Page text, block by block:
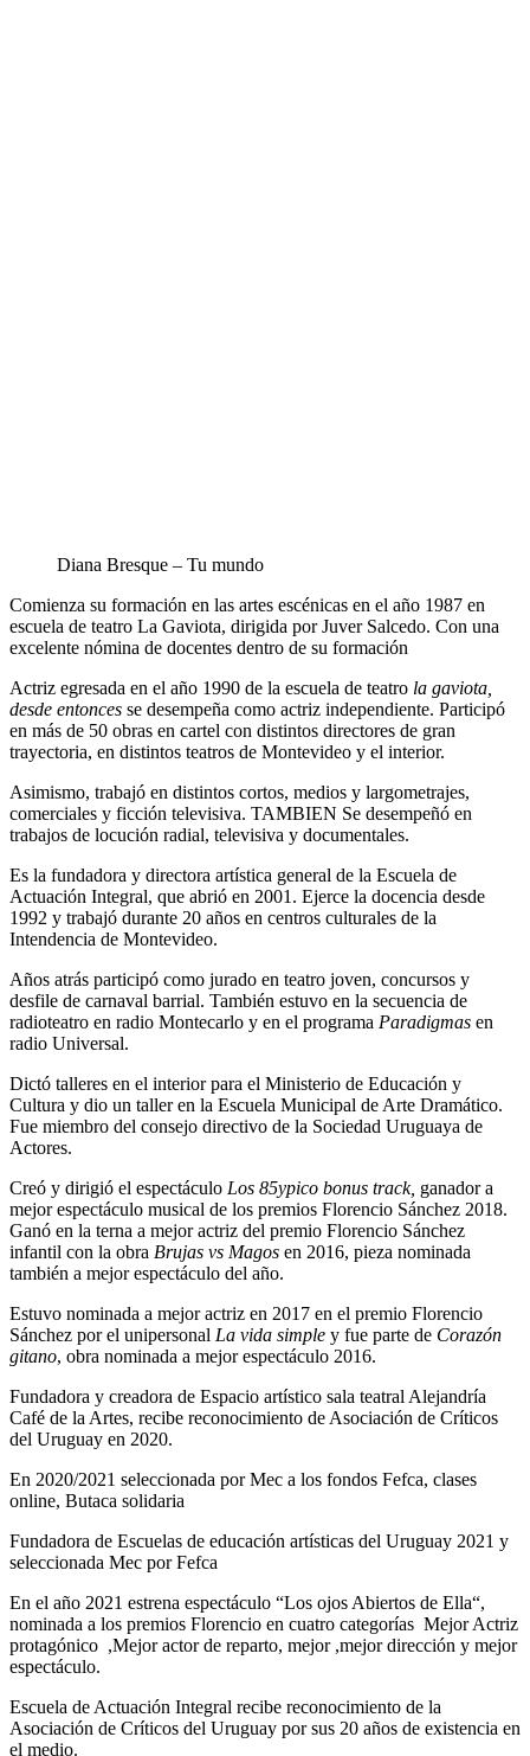
Diana Bresque – Tu mundo
Comienza su formación en las artes escénicas en el año 1987 en
escuela de teatro La Gaviota, dirigida por Juver Salcedo. Con una
excelente nómina de docentes dentro de su formación
Actriz egresada en el año 1990 de la escuela de teatro la gaviota,
desde entonces se desempeña como actriz independiente. Participó
en más de 50 obras en cartel con distintos directores de gran
trayectoria, en distintos teatros de Montevideo y el interior.
Asimismo, trabajó en distintos cortos, medios y largometrajes,
comerciales y ficción televisiva. TAMBIEN Se desempeñó en
trabajos de locución radial, televisiva y documentales.
Es la fundadora y directora artística general de la Escuela de
Actuación Integral, que abrió en 2001. Ejerce la docencia desde
1992 y trabajó durante 20 años en centros culturales de la
Intendencia de Montevideo.
Años atrás participó como jurado en teatro joven, concursos y
desfile de carnaval barrial. También estuvo en la secuencia de
radioteatro en radio Montecarlo y en el programa Paradigmas en
radio Universal.
Dictó talleres en el interior para el Ministerio de Educación y
Cultura y dio un taller en la Escuela Municipal de Arte Dramático.
Fue miembro del consejo directivo de la Sociedad Uruguaya de
Actores.
Creó y dirigió el espectáculo Los 85ypico bonus track, ganador a
mejor espectáculo musical de los premios Florencio Sánchez 2018.
Ganó en la terna a mejor actriz del premio Florencio Sánchez
infantil con la obra Brujas vs Magos en 2016, pieza nominada
también a mejor espectáculo del año.
Estuvo nominada a mejor actriz en 2017 en el premio Florencio
Sánchez por el unipersonal La vida simple y fue parte de Corazón
gitano, obra nominada a mejor espectáculo 2016.
Fundadora y creadora de Espacio artístico sala teatral Alejandría
Café de la Artes, recibe reconocimiento de Asociación de Críticos
del Uruguay en 2020.
En 2020/2021 seleccionada por Mec a los fondos Fefca, clases
online, Butaca solidaria
Fundadora de Escuelas de educación artísticas del Uruguay 2021 y
seleccionada Mec por Fefca
En el año 2021 estrena espectáculo “Los ojos Abiertos de Ella“,
nominada a los premios Florencio en cuatro categorías Mejor Actriz
protagónico ,Mejor actor de reparto, mejor ,mejor dirección y mejor
espectáculo.
Escuela de Actuación Integral recibe reconocimiento de la
Asociación de Críticos del Uruguay por sus 20 años de existencia en
el medio.